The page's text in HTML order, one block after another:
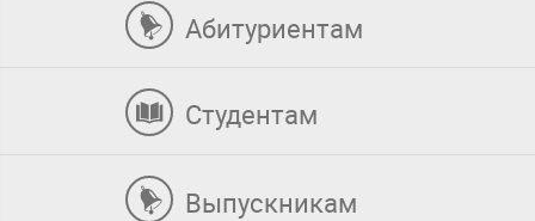
Абитуриентам
Студентам
Выпускникам